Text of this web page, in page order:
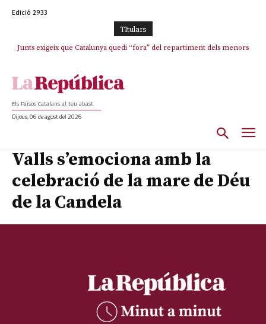
Edició 2933
TItulars
Junts exigeix que Catalunya quedi “fora” del repartiment dels menors
Els Països Catalans al teu abast
Dijous, 06 de agost del 2026
Valls s’emociona amb la
celebració de la mare de Déu
de la Candela